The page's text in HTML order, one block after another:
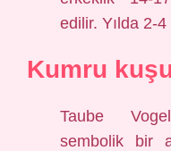
edilir. Yılda 2-
Kumru
Taube
sembolik bir